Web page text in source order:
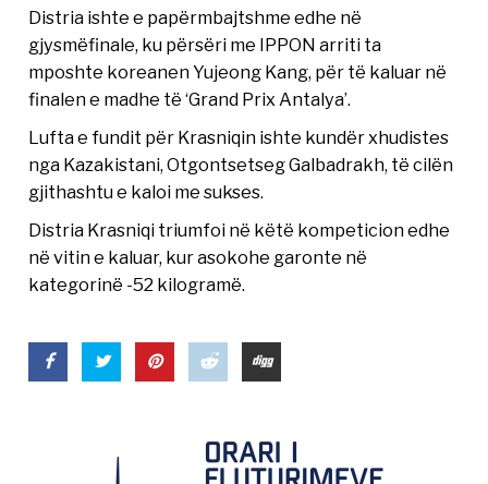
Distria ishte e papërmbajtshme edhe në
gjysmëfinale, ku përsëri me IPPON arriti ta
mposhte koreanen Yujeong Kang, për të kaluar në
finalen e madhe të ‘Grand Prix Antalya’.
Lufta e fundit për Krasniqin ishte kundër xhudistes
nga Kazakistani, Otgontsetseg Galbadrakh, të cilën
gjithashtu e kaloi me sukses.
Distria Krasniqi triumfoi në këtë kompeticion edhe
në vitin e kaluar, kur asokohe garonte në
kategorinë -52 kilogramë.